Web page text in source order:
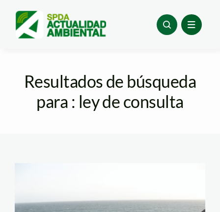
content
Resultados de búsqueda
para : ley de consulta
san_fernando_minam